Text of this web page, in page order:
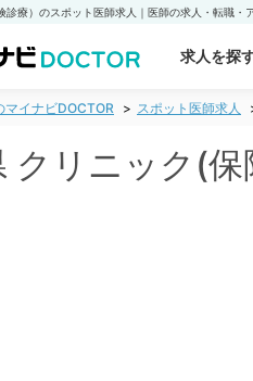
求人を探
マイナビDOCTOR スポット医師求人
クリニック(